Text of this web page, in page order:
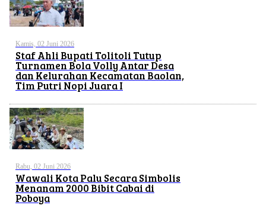
Kamis, 02 Juni 2026
Staf Ahli Bupati Tolitoli Tutup
Turnamen Bola Volly Antar Desa
dan Kelurahan Kecamatan Baolan,
Tim Putri Nopi Juara I
Rabu, 02 Juni 2026
Wawali Kota Palu Secara Simbolis
Menanam 2000 Bibit Cabai di
Poboya